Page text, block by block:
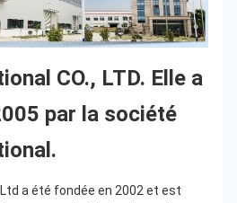
CO., LTD. Elle a
par la société
a été fondée en 2002 et est